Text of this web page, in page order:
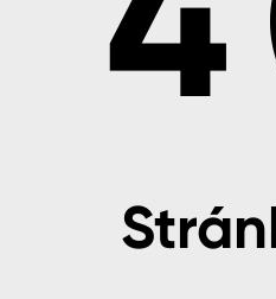
technické